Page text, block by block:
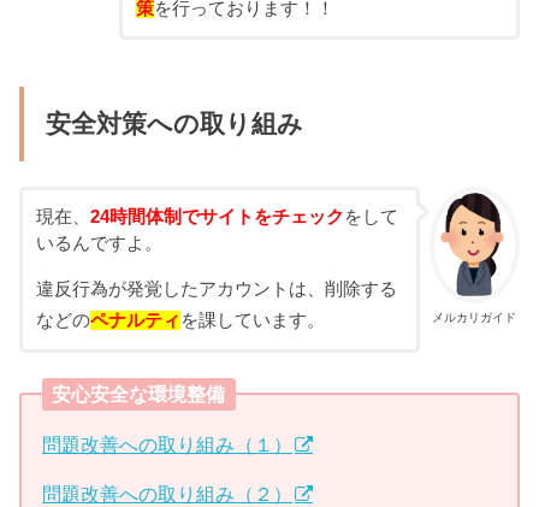
策を行っております！！
安全対策への取り組み
メルカリガイド
現在、 24時間体制でサイトをチェック をして
いるんですよ。
違反行為が発覚したアカウントは、削除する
などのペナルティ を課しています。
安心安全な環境整備
問題改善への取り組み（１）
問題改善への取り組み（２）